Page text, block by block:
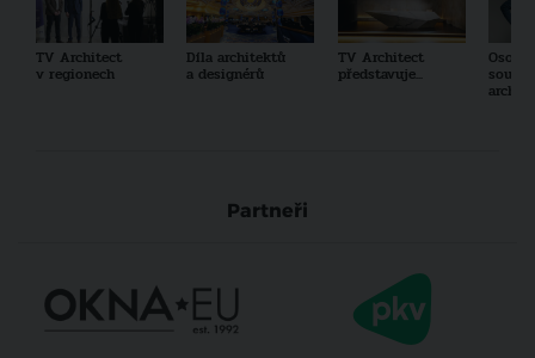
TV Architect
v regionech
Díla architektů
a designérů
TV Architect
představuje...
Partneři